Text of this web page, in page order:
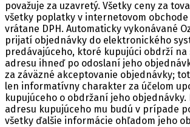
považuje za uzavretý. Všetky ceny za
všetky poplatky v internetovom obchode
vrátane DPH. Automaticky vykonávané
prijatí objednávky do elektronického
predávajúceho, ktoré kupujúci obdrží na
adresu ihneď po odoslaní jeho
za záväzné akceptovanie objednávky;
len informatívny charakter za účelom
kupujúceho o obdržaní jeho objednávky.
adresu kupujúceho mu budú v prípade
všetky ďalšie informácie ohľadom jeho